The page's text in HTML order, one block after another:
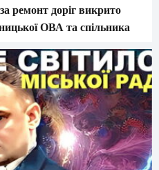
ремонт доріг викрито
ОВА та спільника